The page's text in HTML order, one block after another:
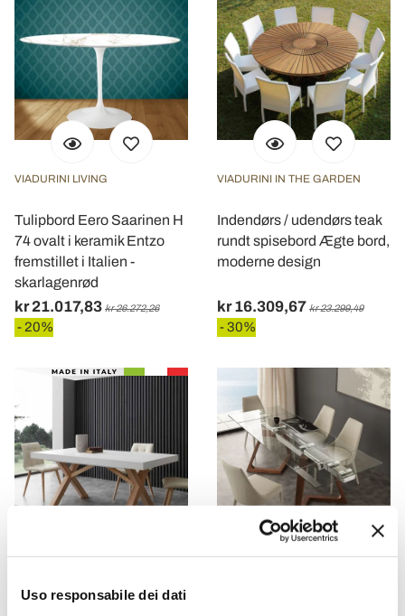
Uso responsabile dei dati
VIADURINI LIVING
Tulipbord Eero Saarinen H
74 ovalt i keramik Entzo
fremstillet i Italien -
skarlagenrød
kr 21.017,83 kr 26.272,26
- 20%
VIADURINI IN THE GARDEN
Indendørs / udendørs teak
rundt spisebord Ægte bord,
moderne design
kr 16.309,67 kr 23.299,49
- 30%